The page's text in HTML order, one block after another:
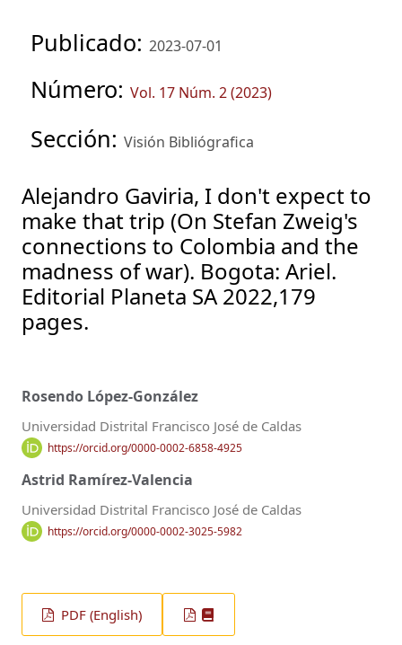
Publicado: 2023-07-01
Número: Vol. 17 Núm. 2 (2023)
Sección: Visión Bibliógrafica
Alejandro Gaviria, I don't expect to
make that trip (On Stefan Zweig's
connections to Colombia and the
madness of war). Bogota: Ariel.
Editorial Planeta SA 2022,179
pages.
Rosendo López-González
Universidad Distrital Francisco José de Caldas
https://orcid.org/0000-0002-6858-4925
Astrid Ramírez-Valencia
Universidad Distrital Francisco José de Caldas
https://orcid.org/0000-0002-3025-5982
PDF (English)